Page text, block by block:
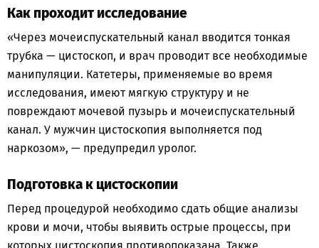
Как проходит исследование
«Через мочеиспускательный канал вводится тонкая
трубка — цистоскоп, и врач проводит все необходимые
манипуляции. Катетеры, применяемые во время
исследования, имеют мягкую структуру и не
повреждают мочевой пузырь и мочеиспускательный
канал. У мужчин цистоскопия выполняется под
наркозом», — предупредил уролог.
Подготовка к цистоскопии
Перед процедурой необходимо сдать общие анализы
крови и мочи, чтобы выявить острые процессы, при